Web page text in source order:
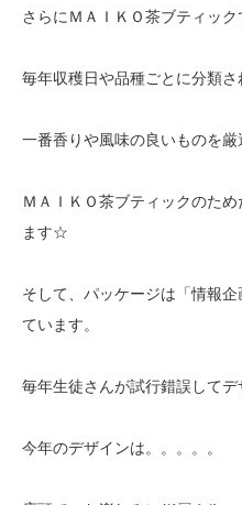
さらにＭＡＩＫＯ茶ブティッ
毎年収穫日や品種ごとに分類
一番香りや風味の良いものを厳
ＭＡＩＫＯ茶ブティックのた
ます☆
そして、パッケージは「情報
ています。
毎年生徒さんが試行錯誤して
今年のデザインは。。。。。